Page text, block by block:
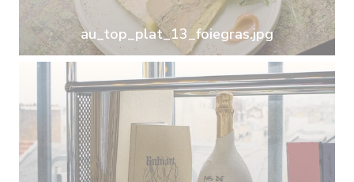
au_top_plat_13_foiegras.jpg